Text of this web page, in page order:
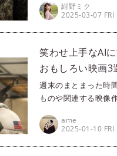
きる映画・ドラマ・
すめをピックアップ
描いたサスペンスス
ご紹介します。
紺野ミク
2025-03-07 FRI
笑わせ上手なAI
おもしろい映画3
週末のまとまった時
ものや関連する映像
きる映画・ドラマ・
すめをピックアップ
光る映画シリーズを
ame
2025-01-10 FRI